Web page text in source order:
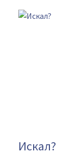
Искал?